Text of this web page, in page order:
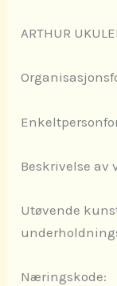
ARTHUR
Beskrivelse av
Utøvende
Næringskode: